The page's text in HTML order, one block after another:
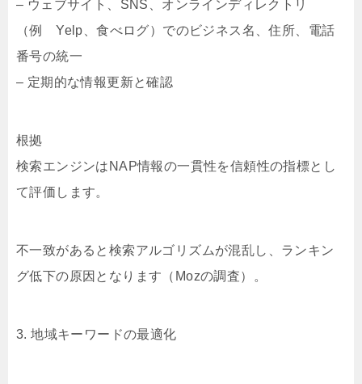
– ウェブサイト、SNS、オンラインディレクトリ
（例 Yelp、食べログ）でのビジネス名、住所、電話
番号の統一
– 定期的な情報更新と確認
根拠
検索エンジンはNAP情報の一貫性を信頼性の指標とし
て評価します。
不一致があると検索アルゴリズムが混乱し、ランキン
グ低下の原因となります（Mozの調査）。
3. 地域キーワードの最適化